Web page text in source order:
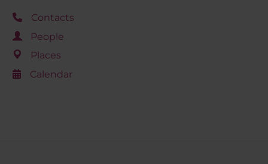
Contacts
People
Places
Calendar